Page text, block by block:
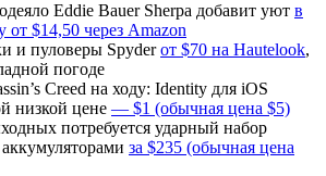
Eddie Bauer Sherpa добавит уют в
$14,50 через Amazon
и пуловеры Spyderот $70 на Hautelook,
погоде
Creed на ходу: Identity для iOS
низкой цене — $1 (обычная цена $5)
потребуется ударный набор
за $235 (обычная цена